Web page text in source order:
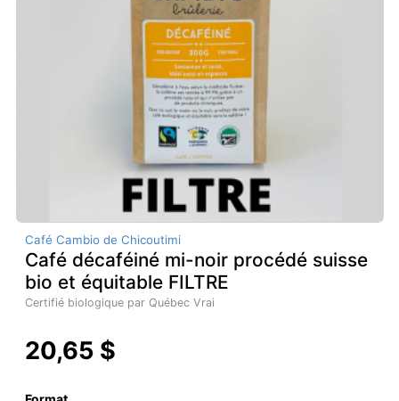
Café Cambio de Chicoutimi
Café décaféiné mi-noir procédé suisse
bio et équitable FILTRE
Certifié biologique par Québec Vrai
20,65 $